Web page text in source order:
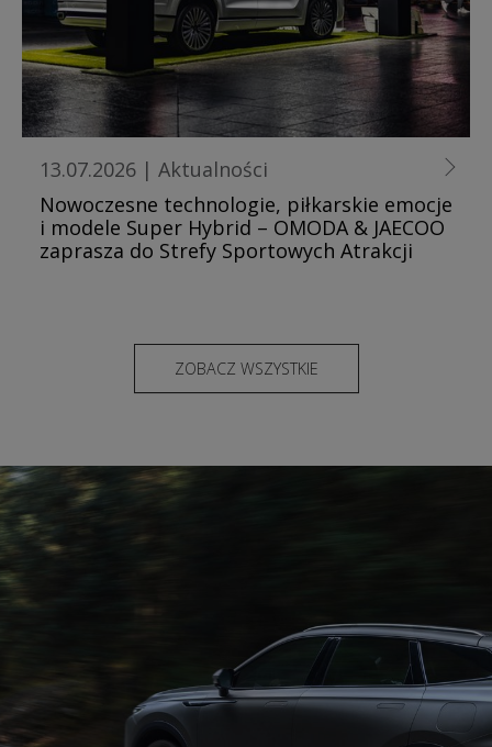
13.07.2026 | Aktualności
Nowoczesne technologie, piłkarskie emocje
i modele Super Hybrid – OMODA & JAECOO
zaprasza do Strefy Sportowych Atrakcji
ZOBACZ WSZYSTKIE